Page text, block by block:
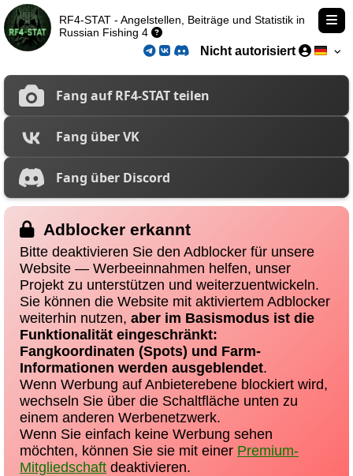
Nicht autorisiert
RF4-STAT - Angelstellen, Beiträge und Statistik in
Russian Fishing 4
Fang auf RF4-STAT teilen
Fang über VK
Fang über Discord
Adblocker erkannt
Bitte deaktivieren Sie den Adblocker für unsere
Website — Werbeeinnahmen helfen, unser
Projekt zu unterstützen und weiterzuentwickeln.
Sie können die Website mit aktiviertem Adblocker
weiterhin nutzen, aber im Basismodus ist die
Funktionalität eingeschränkt:
Fangkoordinaten (Spots) und Farm-
Informationen werden ausgeblendet.
Wenn Werbung auf Anbieterebene blockiert wird,
wechseln Sie über die Schaltfläche unten zu
einem anderen Werbenetzwerk.
Wenn Sie einfach keine Werbung sehen
möchten, können Sie sie mit einer Premium-
Mitgliedschaft deaktivieren.